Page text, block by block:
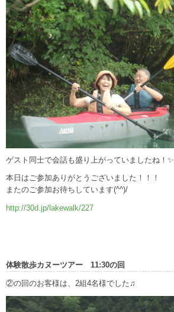
ゲスト同士で会話も盛り上がっていましたね！✨
本日はご参加ありがとうございました！！！
またのご参加お待ちしています(^^)/
http://30d.jp/lakewalk/227
体験散歩カヌーツアー 11:30の回
②の回のお客様は、2組4名様でした♫